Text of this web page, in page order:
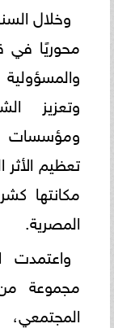
وخلال
محوريًا في
وتعزيز
ومؤسسات
تعظيم
مكانتها
المصرية.
واعتمدت
مجموعة من
المجتمعي،